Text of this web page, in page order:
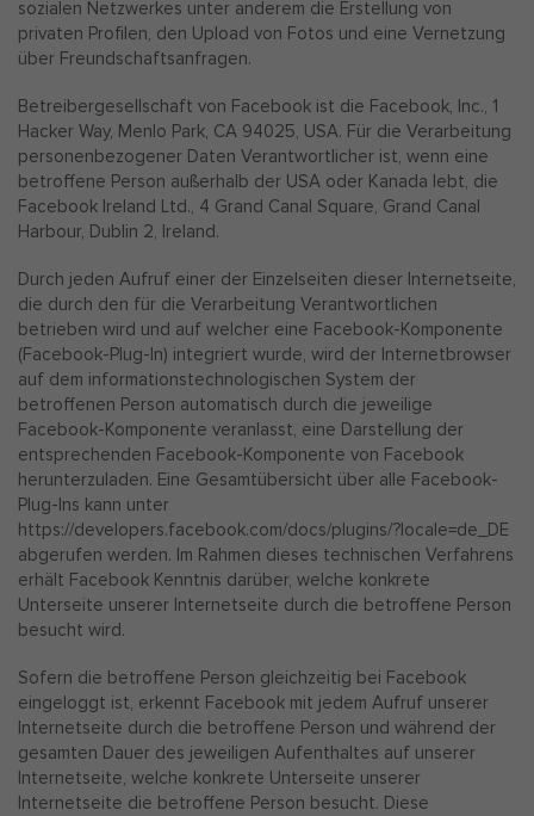
sozialen Netzwerkes unter anderem die Erstellung von
privaten Profilen, den Upload von Fotos und eine Vernetzung
über Freundschaftsanfragen.
Betreibergesellschaft von Facebook ist die Facebook, Inc., 1
Hacker Way, Menlo Park, CA 94025, USA. Für die Verarbeitung
personenbezogener Daten Verantwortlicher ist, wenn eine
betroffene Person außerhalb der USA oder Kanada lebt, die
Facebook Ireland Ltd., 4 Grand Canal Square, Grand Canal
Harbour, Dublin 2, Ireland.
Durch jeden Aufruf einer der Einzelseiten dieser Internetseite,
die durch den für die Verarbeitung Verantwortlichen
betrieben wird und auf welcher eine Facebook-Komponente
(Facebook-Plug-In) integriert wurde, wird der Internetbrowser
auf dem informationstechnologischen System der
betroffenen Person automatisch durch die jeweilige
Facebook-Komponente veranlasst, eine Darstellung der
entsprechenden Facebook-Komponente von Facebook
herunterzuladen. Eine Gesamtübersicht über alle Facebook-
Plug-Ins kann unter
https://developers.facebook.com/docs/plugins/?locale=de_DE
abgerufen werden. Im Rahmen dieses technischen Verfahrens
erhält Facebook Kenntnis darüber, welche konkrete
Unterseite unserer Internetseite durch die betroffene Person
besucht wird.
Sofern die betroffene Person gleichzeitig bei Facebook
eingeloggt ist, erkennt Facebook mit jedem Aufruf unserer
Internetseite durch die betroffene Person und während der
gesamten Dauer des jeweiligen Aufenthaltes auf unserer
Internetseite, welche konkrete Unterseite unserer
Internetseite die betroffene Person besucht. Diese